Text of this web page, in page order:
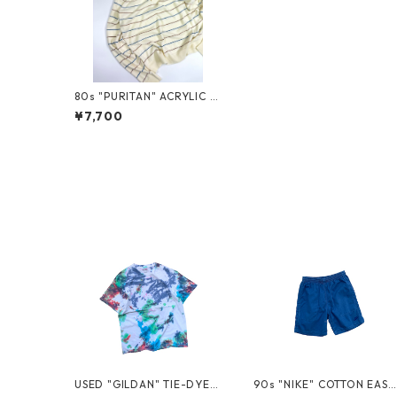
80s "PURITAN" ACRYLIC K
NIT POLO
¥7,700
USED "GILDAN" TIE-DYE T
90s "NIKE" COTTON EASY